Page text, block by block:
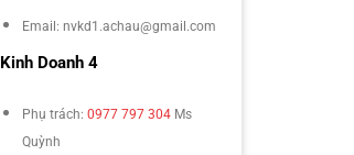
Email: nvkd1.achau@gmail.com
Kinh Doanh 4
Phụ trách: 0977 797 304 Ms
Quỳnh